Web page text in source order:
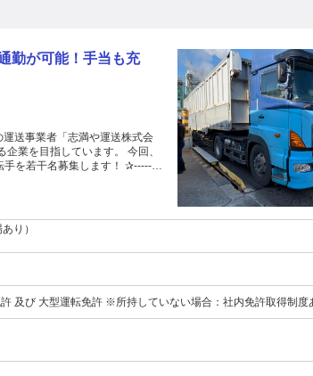
勤が可能！手当も充
業を目指しています。 今回、
干名募集します！ ✰------
す。 （大手製紙会社の製紙原
） 阿南市近辺の近
手積み、手卸しなどの手作業
あり）